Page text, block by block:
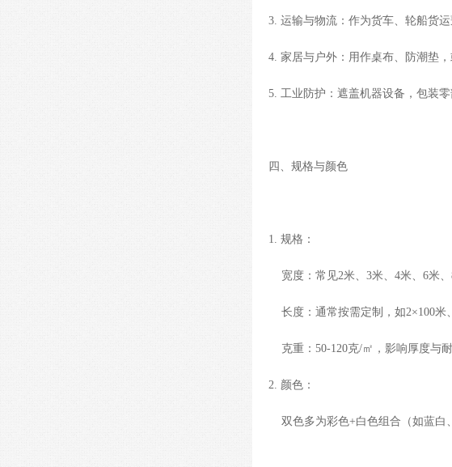
3. 运输与物流：作为货车、轮船货
4. 家居与户外：用作桌布、防潮垫
5. 工业防护：遮盖机器设备，包装零
四、规格与颜色
1. 规格：
宽度：常见2米、3米、4米、6米、
长度：通常按需定制，如2×100米
克重：50-120克/㎡，影响厚度与耐
2. 颜色：
双色多为彩色+白色组合（如蓝白